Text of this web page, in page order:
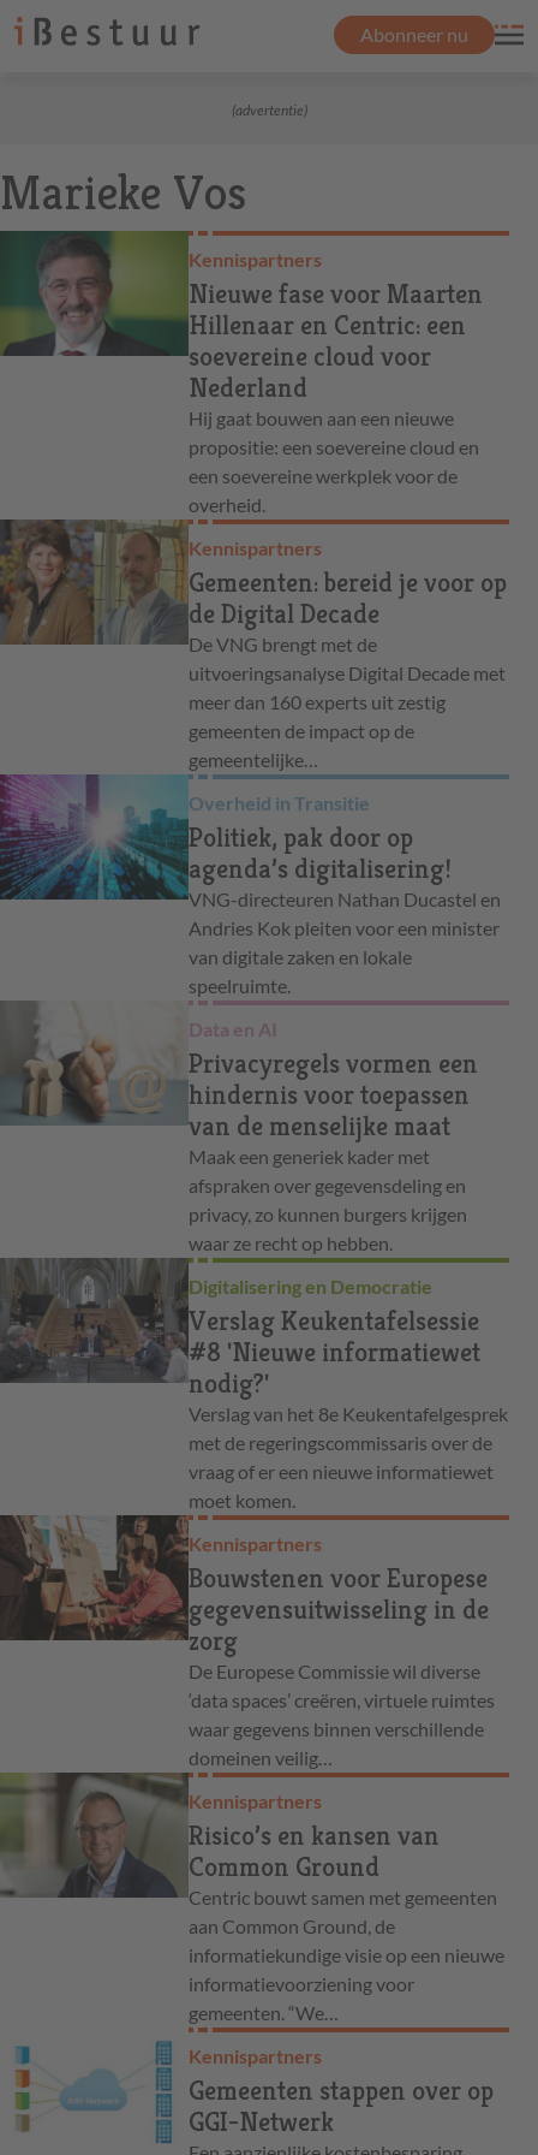
Abonneer nu
(advertentie)
Marieke Vos
Kennispartners
Nieuwe fase voor Maarten
Hillenaar en Centric: een
soevereine cloud voor
Nederland
Hij gaat bouwen aan een nieuwe
propositie: een soevereine cloud en
een soevereine werkplek voor de
overheid.
Kennispartners
Gemeenten: bereid je voor op
de Digital Decade
De VNG brengt met de
uitvoeringsanalyse Digital Decade met
meer dan 160 experts uit zestig
gemeenten de impact op de
gemeentelijke…
Overheid in Transitie
Politiek, pak door op
agenda’s digitalisering!
VNG-directeuren Nathan Ducastel en
Andries Kok pleiten voor een minister
van digitale zaken en lokale
speelruimte.
Data en AI
Privacyregels vormen een
hindernis voor toepassen
van de menselijke maat
Maak een generiek kader met
afspraken over gegevensdeling en
privacy, zo kunnen burgers krijgen
waar ze recht op hebben.
Digitalisering en Democratie
Verslag Keukentafelsessie
#8 'Nieuwe informatiewet
nodig?'
Verslag van het 8e Keukentafelgesprek
met de regeringscommissaris over de
vraag of er een nieuwe informatiewet
moet komen.
Kennispartners
Bouwstenen voor Europese
gegevensuitwisseling in de
zorg
De Europese Commissie wil diverse
‘data spaces’ creëren, virtuele ruimtes
waar gegevens binnen verschillende
domeinen veilig…
Kennispartners
Risico’s en kansen van
Common Ground
Centric bouwt samen met gemeenten
aan Common Ground, de
informatiekundige visie op een nieuwe
informatievoorziening voor
gemeenten. “We…
Kennispartners
Gemeenten stappen over op
GGI-Netwerk